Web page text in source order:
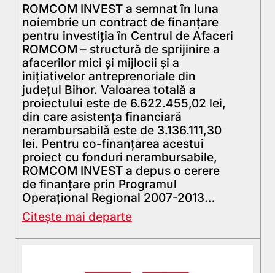
ROMCOM INVEST a semnat în luna
noiembrie un contract de finanţare
pentru investiţia în Centrul de Afaceri
ROMCOM – structură de sprijinire a
afacerilor mici şi mijlocii şi a
iniţiativelor antreprenoriale din
judeţul Bihor. Valoarea totală a
proiectului este de 6.622.455,02 lei,
din care asistenţa financiară
nerambursabilă este de 3.136.111,30
lei. Pentru co-finanţarea acestui
proiect cu fonduri nerambursabile,
ROMCOM INVEST a depus o cerere
de finanţare prin Programul
Operaţional Regional 2007-2013…
Citește mai departe